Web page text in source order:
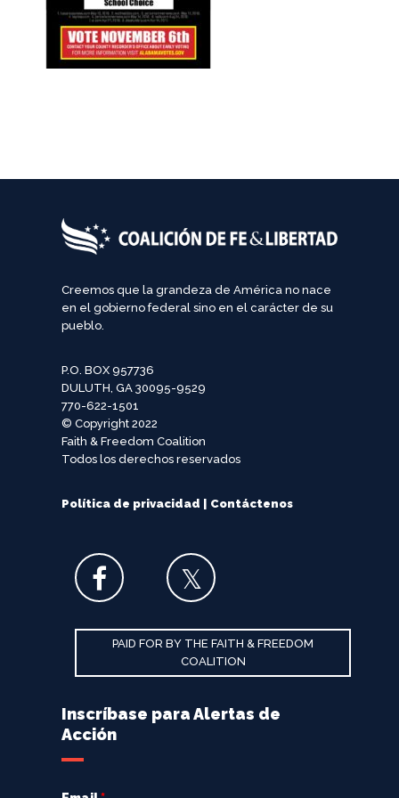
Creemos que la grandeza de América no nace
en el gobierno federal sino en el carácter de su
pueblo.
P.O. BOX 957736
DULUTH, GA 30095-9529
770-622-1501
© Copyright 2022
Faith & Freedom Coalition
Todos los derechos reservados
Política de privacidad Contáctenos
PAID FOR BY THE FAITH & FREEDOM
COALITION
Inscríbase para Alertas de
Acción